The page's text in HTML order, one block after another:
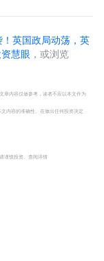
！英国政局动荡，英
慧眼 ，或浏览
章内容仅做参考，读者不应以本文作为
内容的准确性。在做出任何投资决定
谨慎投资。 查阅详情